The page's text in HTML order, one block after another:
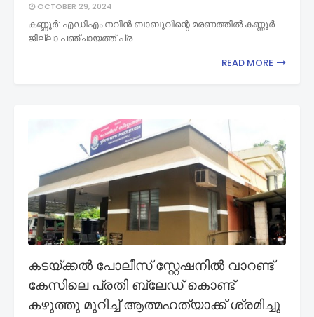
OCTOBER 29, 2024
കണ്ണൂർ: എഡിഎം നവീൻ ബാബുവിന്റെ മരണത്തിൽ കണ്ണൂർ
ജില്ലാ പഞ്ചായത്ത് പ്ര…
READ MORE
കടയ്ക്കൽ പോലീസ് സ്റ്റേഷനിൽ വാറണ്ട്
കേസിലെ പ്രതി ബ്ലേഡ് കൊണ്ട്
കഴുത്തു മുറിച്ച് ആത്മഹത്യാക്ക് ശ്രമിച്ചു